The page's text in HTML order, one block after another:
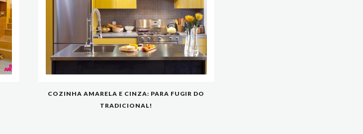
COZINHA AMARELA E CINZA: PARA FUGIR DO
TRADICIONAL!